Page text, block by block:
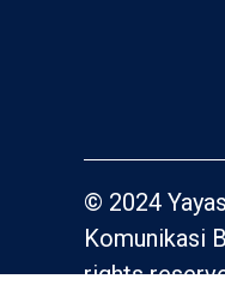
© 2024
Komunikasi
rights